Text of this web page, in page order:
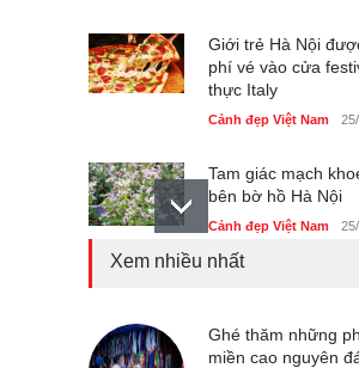
Giới trẻ Hà Nội
phí vé vào cửa
thực Italy
Cảnh đẹp Việt Nam
Tam giác mạch
bên bờ hồ Hà Nội
Cảnh đẹp Việt Nam
Cảnh đẹp Việt Nam
Xem nhiều nhất
Ghé thăm những
miền cao nguyên